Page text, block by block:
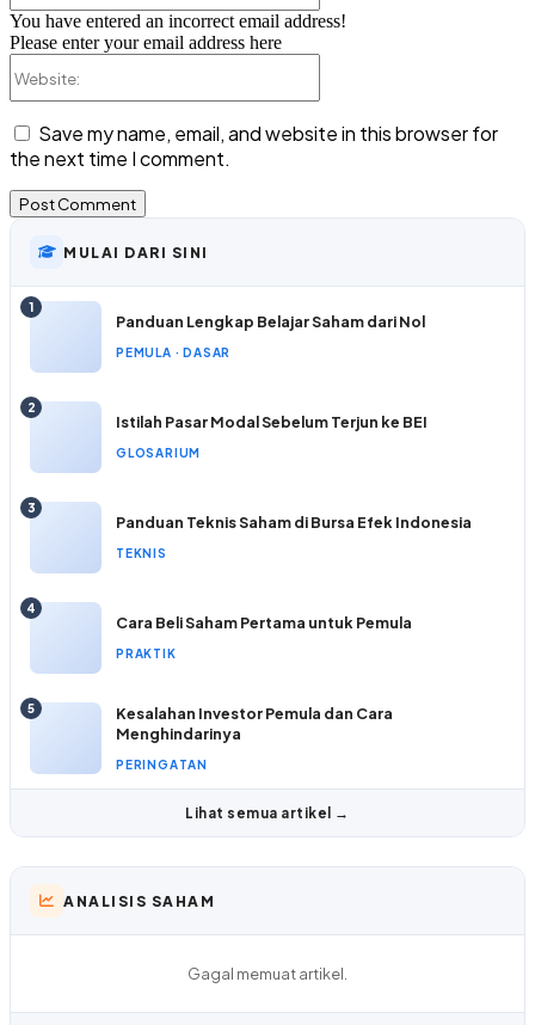
You have entered an incorrect email address!
Please enter your email address here
Save my name, email, and website in this browser for
the next time I comment.
MULAI DARI SINI
1
Panduan Lengkap Belajar Saham dari Nol
PEMULA · DASAR
2
Istilah Pasar Modal Sebelum Terjun ke BEI
GLOSARIUM
3
Panduan Teknis Saham di Bursa Efek Indonesia
TEKNIS
4
Cara Beli Saham Pertama untuk Pemula
PRAKTIK
5
Kesalahan Investor Pemula dan Cara
Menghindarinya
PERINGATAN
Lihat semua artikel →
ANALISIS SAHAM
Gagal memuat artikel.